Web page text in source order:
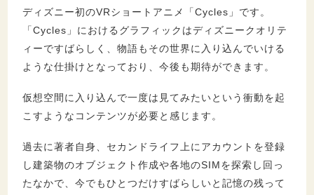
ディズニー初のVRショートアニメ「Cycles」です。
「Cycles」におけるグラフィックはディズニークオリテ
ィーですばらしく、物語もその世界に入り込んでいける
ような仕掛けとなっており、今後も期待ができます。
仮想空間に入り込んで一度は見てみたいという衝動を起
こすようなコンテンツが必要と感じます。
過去に著者自身、セカンドライフ上にアカウントを登録
し建築物のオブジェクト作成や各地のSIMを探索し回っ
たなかで、今でもひとつだけすばらしいと記憶の残って